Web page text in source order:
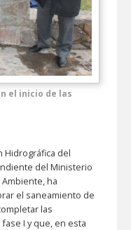
el inicio de las
Hidrográfica del
del Ministerio
ha
el saneamiento de
las
I y que, en esta